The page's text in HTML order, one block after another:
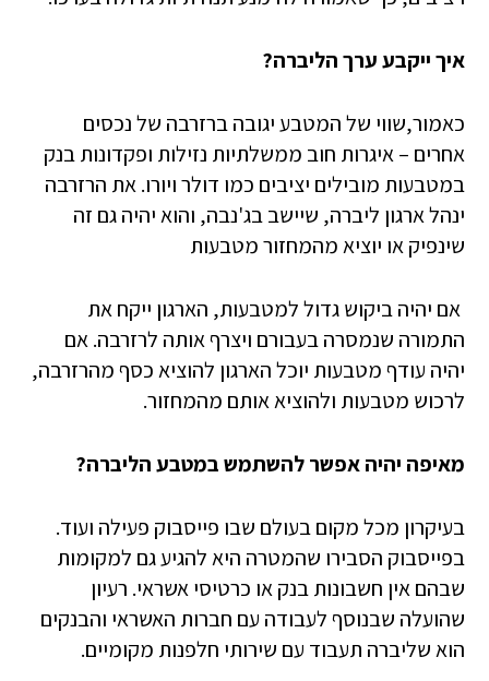
איך ייקבע ערך הליברה?
כאמור,שווי של המטבע יגובה ברזרבה של נכסים
אחרים – איגרות חוב ממשלתיות נזילות ופקדונות בנק
במטבעות מובילים יציבים כמו דולר ויורו. את הרזרבה
ינהל ארגון ליברה, שיישב בג'נבה, והוא יהיה גם זה
שינפיק או יוציא מהמחזור מטבעות
אם יהיה ביקוש גדול למטבעות, הארגון ייקח את
התמורה שנמסרה בעבורם ויצרף אותה לרזרבה. אם
יהיה עודף מטבעות יוכל הארגון להוציא כסף מהרזרבה,
לרכוש מטבעות ולהוציא אותם מהמחזור.
מאיפה יהיה אפשר להשתמש במטבע הליברה?
בעיקרון מכל מקום בעולם שבו פייסבוק פעילה ועוד.
בפייסבוק הסבירו שהמטרה היא להגיע גם למקומות
שבהם אין חשבונות בנק או כרטיסי אשראי. רעיון
שהועלה שבנוסף לעבודה עם חברות האשראי והבנקים
הוא שליברה תעבוד עם שירותי חלפנות מקומיים.